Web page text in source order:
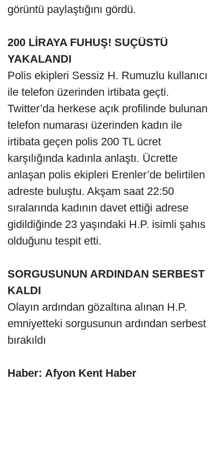
görüntü paylaştığını gördü.
200 LİRAYA FUHUŞ! SUÇÜSTÜ
YAKALANDI
Polis ekipleri Sessiz H. Rumuzlu kullanıcı
ile telefon üzerinden irtibata geçti.
Twitter’da herkese açık profilinde bulunan
telefon numarası üzerinden kadın ile
irtibata geçen polis 200 TL ücret
karşılığında kadınla anlaştı. Ücrette
anlaşan polis ekipleri Erenler’de belirtilen
adreste buluştu. Akşam saat 22:50
sıralarında kadının davet ettiği adrese
gidildiğinde 23 yaşındaki H.P. isimli şahıs
olduğunu tespit etti.
SORGUSUNUN ARDINDAN SERBEST
KALDI
Olayın ardından gözaltına alınan H.P.
emniyetteki sorgusunun ardından serbest
bırakıldı
Haber: Afyon Kent Haber